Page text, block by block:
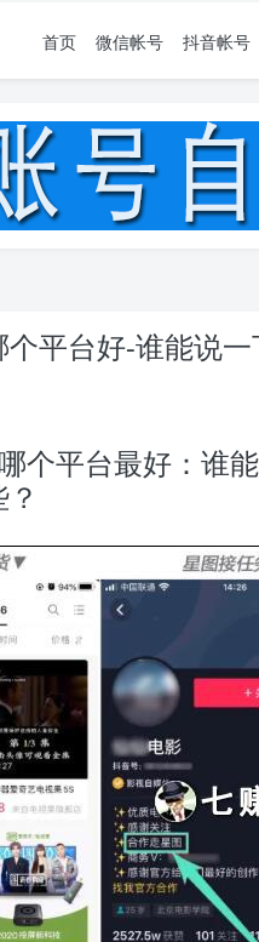
首页 微信帐号 抖音帐号
平台好-谁能说
个平台最好：谁